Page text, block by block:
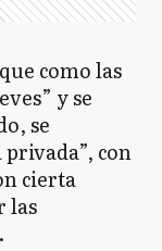
como las
y se
se
con
cierta
las